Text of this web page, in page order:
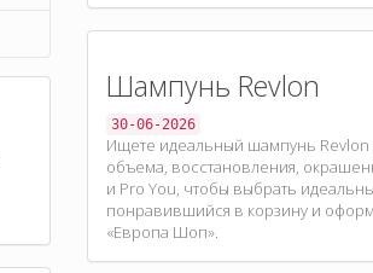
Шампунь Revlon
30-06-2026
Ищете идеальный шампунь Revlon
объема, восстановления,
и Pro You, чтобы выбрать
понравившийся в корзину и
«Европа Шоп».